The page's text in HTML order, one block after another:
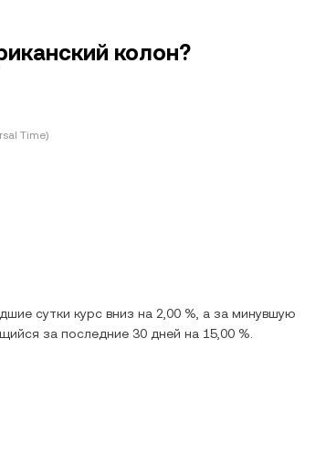
колон?
Time)
сутки курс вниз на 2,00 %, а за минувшую
за последние 30 дней на 15,00 %.